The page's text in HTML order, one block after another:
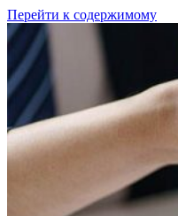
Перейти к содержимому